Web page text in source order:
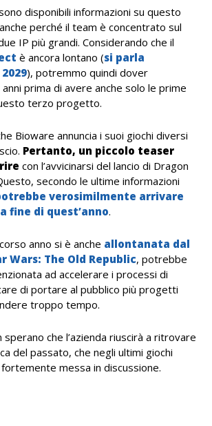
disponibili informazioni su questo
perché il team è concentrato sul
IP più grandi. Considerando che il
è ancora lontano (si parla
), potremmo quindi dover
prima di avere anche solo le prime
terzo progetto.
Bioware annuncia i suoi giochi diversi
Pertanto, un piccolo teaser
con l’avvicinarsi del lancio di Dragon
secondo le ultime informazioni
verosimilmente arrivare
fine di quest’anno.
anno si è anche allontanata dal
Wars: The Old Republic, potrebbe
ad accelerare i processi di
di portare al pubblico più progetti
troppo tempo.
sperano che l’azienda riuscirà a ritrovare
del passato, che negli ultimi giochi
messa in discussione.